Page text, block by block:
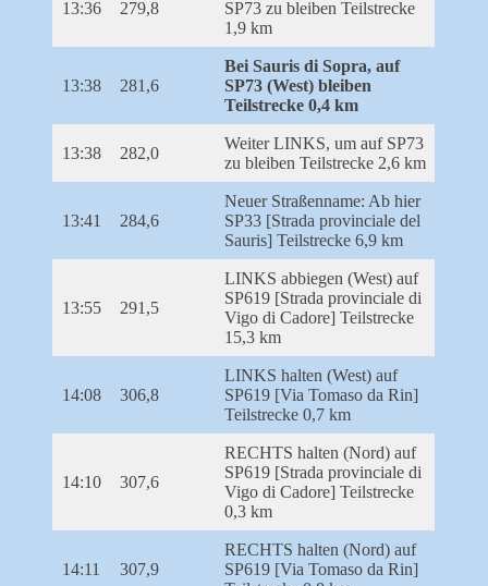
13:36 279,8
SP73 zu bleiben Teilstrecke
1,9 km
13:38 281,6
Bei Sauris di Sopra, auf
SP73 (West) bleiben
Teilstrecke 0,4 km
13:38 282,0
Weiter LINKS, um auf SP73
zu bleiben Teilstrecke 2,6 km
13:41 284,6
Neuer Straßenname: Ab hier
SP33 [Strada provinciale del
Sauris] Teilstrecke 6,9 km
13:55 291,5
LINKS abbiegen (West) auf
SP619 [Strada provinciale di
Vigo di Cadore] Teilstrecke
15,3 km
14:08 306,8
LINKS halten (West) auf
SP619 [Via Tomaso da Rin]
Teilstrecke 0,7 km
14:10 307,6
RECHTS halten (Nord) auf
SP619 [Strada provinciale di
Vigo di Cadore] Teilstrecke
0,3 km
14:11 307,9
RECHTS halten (Nord) auf
SP619 [Via Tomaso da Rin]